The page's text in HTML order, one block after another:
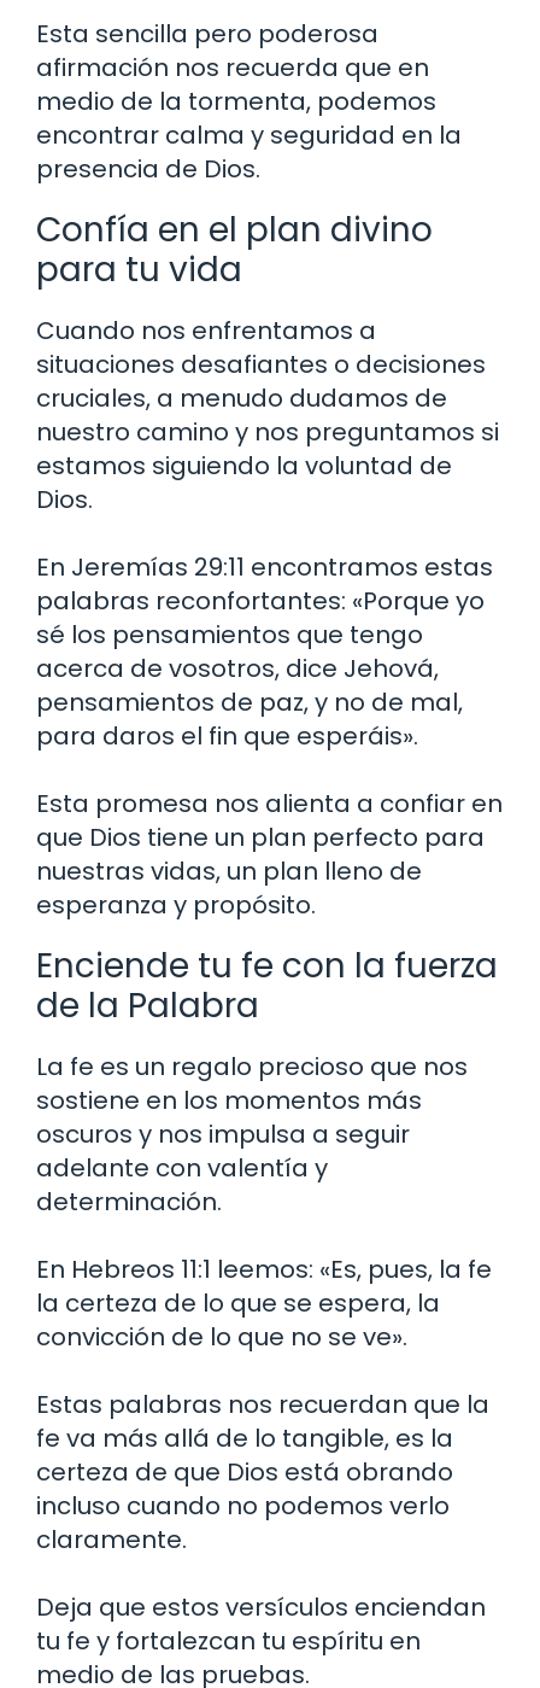
Esta sencilla pero poderosa
afirmación nos recuerda que en
medio de la tormenta, podemos
encontrar calma y seguridad en la
presencia de Dios.
Confía en el plan divino
para tu vida
Cuando nos enfrentamos a
situaciones desafiantes o decisiones
cruciales, a menudo dudamos de
nuestro camino y nos preguntamos si
estamos siguiendo la voluntad de
Dios.
En Jeremías 29:11 encontramos estas
palabras reconfortantes: «Porque yo
sé los pensamientos que tengo
acerca de vosotros, dice Jehová,
pensamientos de paz, y no de mal,
para daros el fin que esperáis».
Esta promesa nos alienta a confiar en
que Dios tiene un plan perfecto para
nuestras vidas, un plan lleno de
esperanza y propósito.
Enciende tu fe con la fuerza
de la Palabra
La fe es un regalo precioso que nos
sostiene en los momentos más
oscuros y nos impulsa a seguir
adelante con valentía y
determinación.
En Hebreos 11:1 leemos: «Es, pues, la fe
la certeza de lo que se espera, la
convicción de lo que no se ve».
Estas palabras nos recuerdan que la
fe va más allá de lo tangible, es la
certeza de que Dios está obrando
incluso cuando no podemos verlo
claramente.
Deja que estos versículos enciendan
tu fe y fortalezcan tu espíritu en
medio de las pruebas.